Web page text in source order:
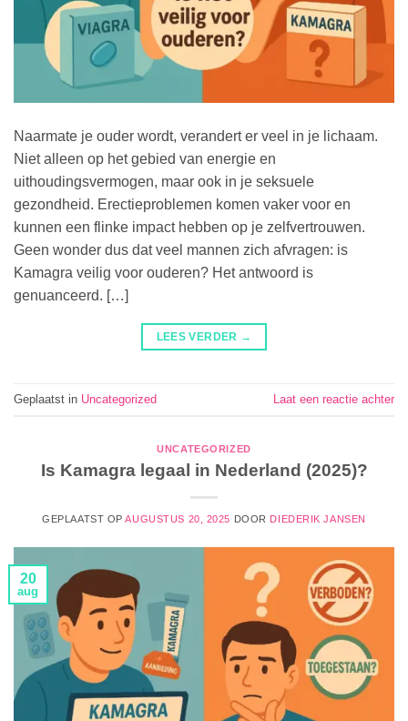
Naarmate je ouder wordt, verandert er veel in je lichaam.
Niet alleen op het gebied van energie en
uithoudingsvermogen, maar ook in je seksuele
gezondheid. Erectieproblemen komen vaker voor en
kunnen een flinke impact hebben op je zelfvertrouwen.
Geen wonder dus dat veel mannen zich afvragen: is
Kamagra veilig voor ouderen? Het antwoord is
genuanceerd. […]
LEES VERDER →
Geplaatst in Uncategorized Laat een reactie achter
UNCATEGORIZED
Is Kamagra legaal in Nederland (2025)?
GEPLAATST OPAUGUSTUS 20, 2025 DOOR DIEDERIK JANSEN
20
aug